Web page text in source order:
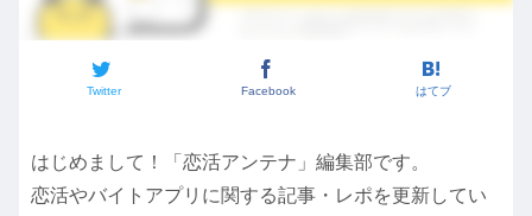
Twitter Facebook はてブ
はじめまして！「恋活アンテナ」編集部です。
恋活やバイトアプリに関する記事・レポを更新してい